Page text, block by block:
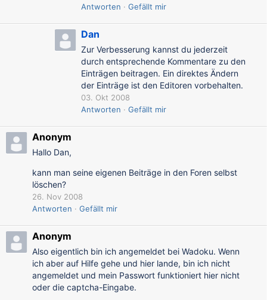
Antworten
Gefällt mir
Dan
Zur Verbesserung kannst du jederzeit
durch entsprechende Kommentare zu den
Einträgen beitragen. Ein direktes Ändern
der Einträge ist den Editoren vorbehalten.
03. Okt 2008
Antworten
Gefällt mir
Anonym
Hallo Dan,
kann man seine eigenen Beiträge in den Foren selbst
löschen?
26. Nov 2008
Antworten
Gefällt mir
Anonym
Also eigentlich bin ich angemeldet bei Wadoku. Wenn
ich aber auf Hilfe gehe und hier lande, bin ich nicht
angemeldet und mein Passwort funktioniert hier nicht
oder die captcha-Eingabe.